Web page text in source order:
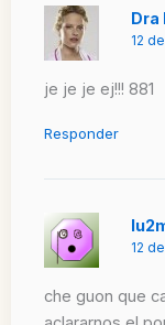
Dra
12
je je je ej!!! 881
Responder
12
che guon que